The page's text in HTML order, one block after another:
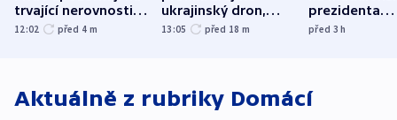
trvající nerovnosti i
společenskou
12:02 před 4 m
ukrajinský dron,
explodoval kilometr
13:05 před 18 m
prezidenta
bývalého
před 3h
Aktuálně z rubriky Domácí